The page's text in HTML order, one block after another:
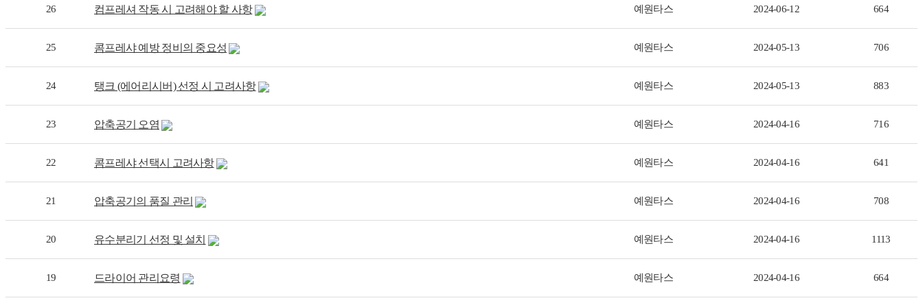
26 컴프레셔 작동 시 고려해야 할 사항 예원타스 2024-06-12 664
25 콤프레샤 예방 정비의 중요성 예원타스 2024-05-13 706
24 탱크 (에어리시버) 선정 시 고려사항 예원타스 2024-05-13 883
23 압축공기 오염 예원타스 2024-04-16 716
22 콤프레샤 선택시 고려사항 예원타스 2024-04-16 641
21 압축공기의 품질 관리 예원타스 2024-04-16 708
20 유수분리기 선정 및 설치 예원타스 2024-04-16 1113
19 드라이어 관리요령 예원타스 2024-04-16 664